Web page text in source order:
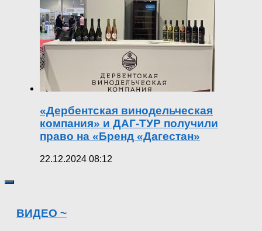
«Дербентская винодельческая
компания» и ДАГ-ТУР получили
право на «Бренд «Дагестан»
22.12.2024 08:12
ВИДЕО ~